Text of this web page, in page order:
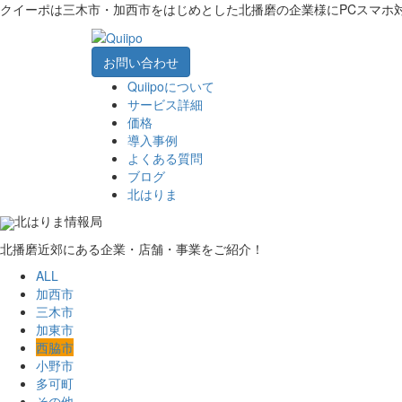
クイーポは三木市・加西市をはじめとした北播磨の企業様にPCスマホ
お問い合わせ
Quiipoについて
サービス詳細
価格
導入事例
よくある質問
ブログ
北はりま
北はりま情報局
北播磨近郊にある企業・店舗・事業をご紹介！
ALL
加西市
三木市
加東市
西脇市
小野市
多可町